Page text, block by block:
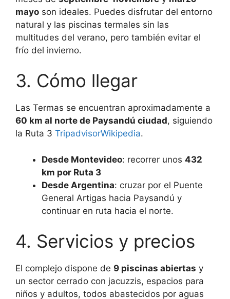
mayo son ideales. Puedes disfrutar del entorno
natural y las piscinas termales sin las
multitudes del verano, pero también evitar el
frío del invierno.
3. Cómo llegar
Las Termas se encuentran aproximadamente a
60 km al norte de Paysandú ciudad, siguiendo
la Ruta 3 TripadvisorWikipedia.
Desde Montevideo: recorrer unos 432
km por Ruta 3
Desde Argentina: cruzar por el Puente
General Artigas hacia Paysandú y
continuar en ruta hacia el norte.
4. Servicios y precios
El complejo dispone de 9 piscinas abiertas y
un sector cerrado con jacuzzis, espacios para
niños y adultos, todos abastecidos por aguas